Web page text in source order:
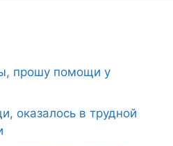
прошу помощи у
оказалось в трудной